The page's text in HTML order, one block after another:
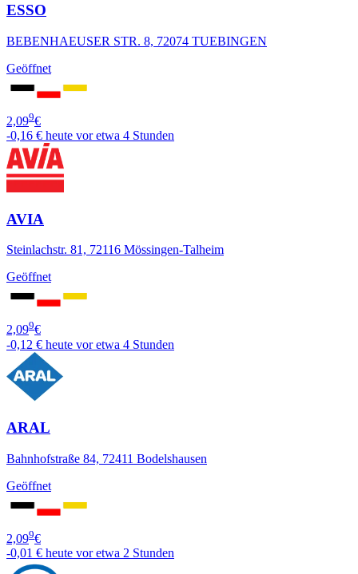
ESSO
BEBENHAEUSER STR. 8, 72074 TUEBINGEN
Geöffnet
2,099€
-0,16 € heute vor etwa 4 Stunden
AVIA
Steinlachstr. 81, 72116 Mössingen-Talheim
Geöffnet
2,099€
-0,12 € heute vor etwa 4 Stunden
ARAL
Bahnhofstraße 84, 72411 Bodelshausen
Geöffnet
2,099€
-0,01 € heute vor etwa 2 Stunden